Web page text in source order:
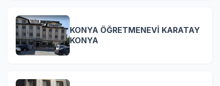
KONYA ÖĞRETMENEVİ KARATAY
KONYA